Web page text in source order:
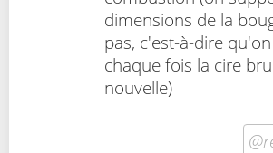
dimensions de la
pas, c'est-à-dire
chaque fois la cire
nouvelle)